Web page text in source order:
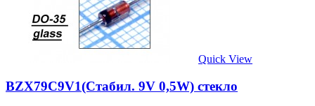
Quick View
BZX79C9V1(Стабил. 9V 0,5W) стекло